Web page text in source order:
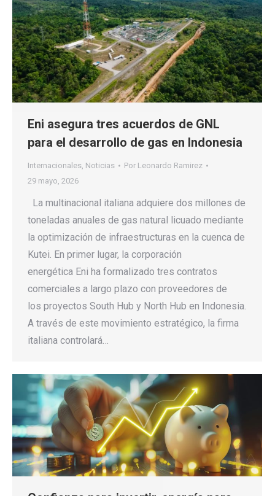
Eni asegura tres acuerdos de GNL
para el desarrollo de gas en Indonesia
Internacionales, Noticias Por Leonardo Ramirez
29 mayo, 2026
La multinacional italiana adquiere dos millones de
toneladas anuales de gas natural licuado mediante
la optimización de infraestructuras en la cuenca de
Kutei. En primer lugar, la corporación
energética Eni ha formalizado tres contratos
comerciales a largo plazo con proveedores de
los proyectos South Hub y North Hub en Indonesia.
A través de este movimiento estratégico, la firma
italiana controlará…